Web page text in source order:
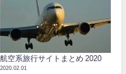
航空系旅行サイトまとめ 2020
2020.02.01